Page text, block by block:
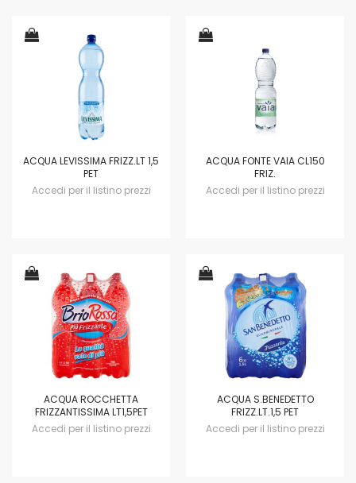
ACQUA LEVISSIMA FRIZZ.LT 1,5
PET
Accedi per il listino prezzi
ACQUA FONTE VAIA CL150
FRIZ.
Accedi per il listino prezzi
ACQUA ROCCHETTA
FRIZZANTISSIMA LT1,5PET
Accedi per il listino prezzi
ACQUA S.BENEDETTO
FRIZZ.LT.1,5 PET
Accedi per il listino prezzi